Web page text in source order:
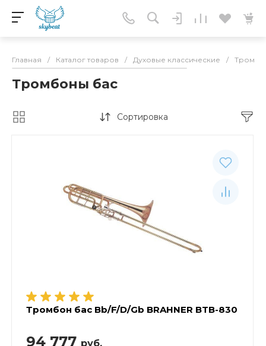
Главная / Каталог товаров / Духовые классические /
Тромбоны бас
Сортировка
Тромбон бас Bb/F/D/Gb BRAHNER BTB-830
94 777 руб.